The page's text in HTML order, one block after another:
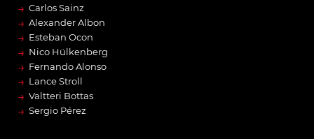
→ Carlos Sainz
→ Alexander Albon
→ Esteban Ocon
→ Nico Hülkenberg
→ Fernando Alonso
→ Lance Stroll
→ Valtteri Bottas
→ Sergio Pérez